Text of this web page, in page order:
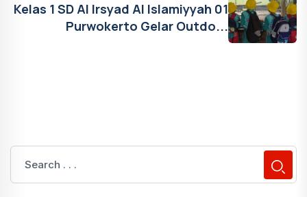
Kelas 1 SD Al Irsyad Al Islamiyyah 01
Purwokerto Gelar Outdo...